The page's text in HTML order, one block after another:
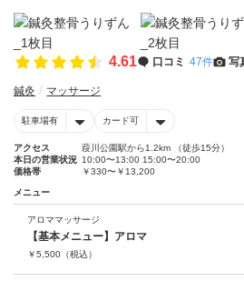
4.61 口コミ 47件 写
鍼灸 マッサージ
駐車場有 カード可
アクセス
葭川公園駅から1.2km （徒歩15分）
本日の営業状況 10:00〜13:00 15:00〜20:00
価格帯
￥330〜￥13,200
メニュー
アロママッサージ
【基本メニュー】アロマ
￥5,500 （税込）